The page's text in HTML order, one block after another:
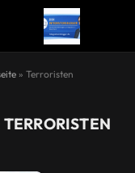
» Terroristen
TERRORISTEN